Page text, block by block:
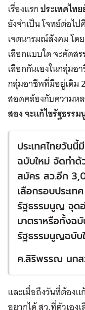
เรื่องแรกประเทศไท
ยังจำเป็น โจทย์ต่อไ
เจตนารมณ์สังคม โด
เลือกแบบใด จะคัดส
เลือกกันเองในกลุ่ม
กลุ่มอาชีพที่มีอยู่เดิม
สอดคล้องกับความห
สองจะแก้ไขรัฐธรร
ประเทศไทยวัน
ฉบับใหม่ จัดทำด้
สมัคร สว.อีก
เลือกรอบประเ
รัฐธรรมนูญ จุดอ่
มาตราหรือทั้งฉบั
รัฐธรรมนูญฉบับ
ศ.สิริพรรณ นก
และเมื่อถึงวันที่ต้อง
อยากได้ สว.ที่ตัวเอง